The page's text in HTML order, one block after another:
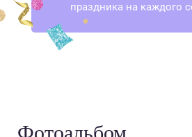
праздника на каждого